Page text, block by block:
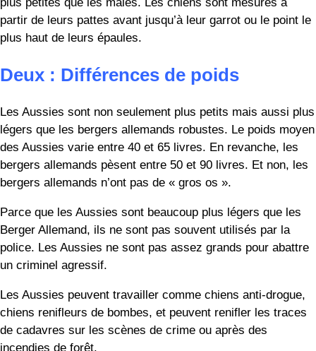
bergers allemands n’ont pas de « gros os ».
Parce que les Aussies sont beaucoup plus légers que les
Berger Allemand, ils ne sont pas souvent utilisés par la
police. Les Aussies ne sont pas assez grands pour abattre
Les Aussies peuvent travailler comme chiens anti-drogue,
chiens renifleurs de bombes, et peuvent renifler les traces
de cadavres sur les scènes de crime ou après des
incendies de forêt.
Trois : Différences dans la forme
des oreilles
Tous les chiots naissent avec des oreilles tombantes. Au
fur et à mesure que les chiots grandissent, certaines se